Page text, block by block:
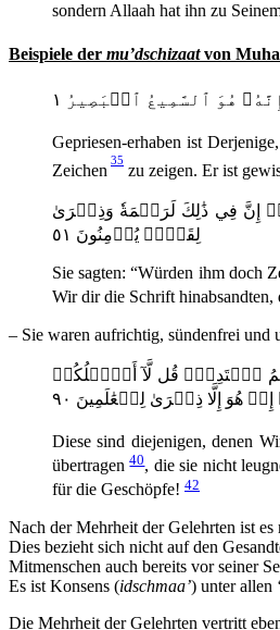
sondern Allaah hat ihn zu
Beispiele der mu’dschizaatvon Muh
هُوَ ٱلسَّمِيعُ ٱلۡبَصِيرُ ١
Gepriesen-erhaben ist
Zeichen
35
zu zeigen. Er ist
عَلَيۡكَ ٱلۡكِتَٰبَ يُتۡلَىٰ عَلَيۡهِمۡۚ إِنَّ فِي ذَٰلِكَ لَرَحۡمَةٗ وَذِكۡرَىٰ
لِقَوۡمٖ يُؤۡمِنُونَ ٥١
Sie sagten: “Würden ihm doch
Wir dir die Schrift
– Sie waren aufrichtig, sündenfrei und
لَّيۡسُواْ بِهَا بِكَٰفِرِينَ ٨٩ أُوْلَٰٓئِكَ ٱلَّذِينَ هَدَى ٱللَّهُۖ فَبِهُدَىٰهُمُ ٱقۡتَدِهۡۗ قُل لَّآ أَسۡ‍َٔلُكُمۡ
هُوَ إِلَّا ذِكۡرَىٰ لِلۡعَٰلَمِينَ ٩٠
Diese sind diejenigen, denen
übertragen40, die sie nicht
für die Geschöpfe! 42
Nach der Mehrheit der Gelehrten ist
Dies bezieht sich nicht auf den
Mitmenschen auch bereits vor seiner
Es ist Konsens (idschmaa’) unter allen
Die Mehrheit der Gelehrten vertritt